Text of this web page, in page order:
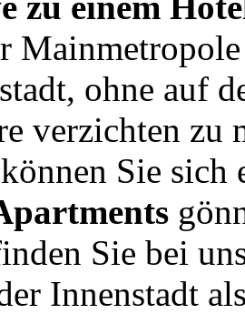
ohne auf
verzichten zu
Sie sich
Sie bei
Innenstadt